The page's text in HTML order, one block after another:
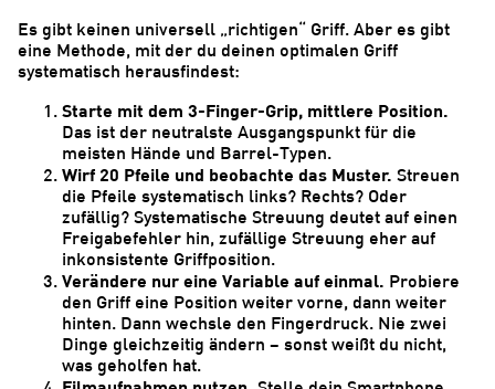
Es gibt keinen universell „richtigen“ Griff. Aber es gibt
eine Methode, mit der du deinen optimalen Griff
systematisch herausfindest:
Starte mit dem 3-Finger-Grip, mittlere Position.
Das ist der neutralste Ausgangspunkt für die
meisten Hände und Barrel-Typen.
Wirf 20 Pfeile und beobachte das Muster. Streuen
die Pfeile systematisch links? Rechts? Oder
zufällig? Systematische Streuung deutet auf einen
Freigabefehler hin, zufällige Streuung eher auf
inkonsistente Griffposition.
Verändere nur eine Variable auf einmal. Probiere
den Griff eine Position weiter vorne, dann weiter
hinten. Dann wechsle den Fingerdruck. Nie zwei
Dinge gleichzeitig ändern – sonst weißt du nicht,
was geholfen hat.